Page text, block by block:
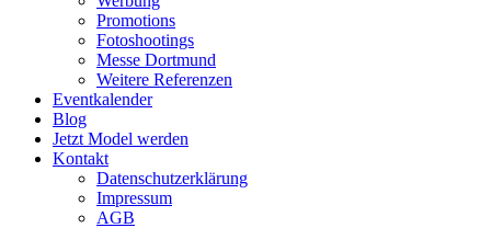
Promotions
Fotoshootings
Messe Dortmund
Weitere Referenzen
Eventkalender
Blog
Jetzt Model werden
Kontakt
Datenschutzerklärung
Impressum
AGB